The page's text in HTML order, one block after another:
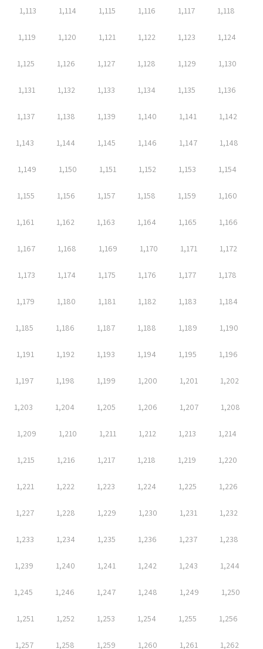
1,113 1,114 1,115 1,116 1,117 1,118
1,119 1,120 1,121 1,122 1,123 1,124
1,125 1,126 1,127 1,128 1,129 1,130
1,131 1,132 1,133 1,134 1,135 1,136
1,137 1,138 1,139 1,140 1,141 1,142
1,143 1,144 1,145 1,146 1,147 1,148
1,149 1,150 1,151 1,152 1,153 1,154
1,155 1,156 1,157 1,158 1,159 1,160
1,161 1,162 1,163 1,164 1,165 1,166
1,167 1,168 1,169 1,170 1,171 1,172
1,173 1,174 1,175 1,176 1,177 1,178
1,179 1,180 1,181 1,182 1,183 1,184
1,185 1,186 1,187 1,188 1,189 1,190
1,191 1,192 1,193 1,194 1,195 1,196
1,197 1,198 1,199 1,200 1,201 1,202
1,203 1,204 1,205 1,206 1,207 1,208
1,209 1,210 1,211 1,212 1,213 1,214
1,215 1,216 1,217 1,218 1,219 1,220
1,221 1,222 1,223 1,224 1,225 1,226
1,227 1,228 1,229 1,230 1,231 1,232
1,233 1,234 1,235 1,236 1,237 1,238
1,239 1,240 1,241 1,242 1,243 1,244
1,245 1,246 1,247 1,248 1,249 1,250
1,251 1,252 1,253 1,254 1,255 1,256
1,257 1,258 1,259 1,260 1,261 1,262